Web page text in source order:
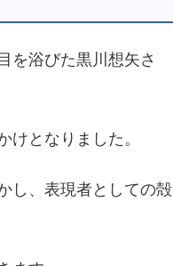
を浴びた黒川想矢さ
となりました。
し、表現者としての殻